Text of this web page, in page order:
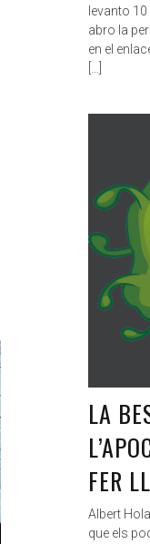
levanto
abro la
en el
LA
FER
Albert
que els